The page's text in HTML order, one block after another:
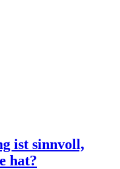
ist sinnvoll,
hat?